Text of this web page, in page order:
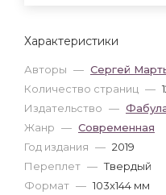
Характеристики
Авторы — Сергей
Количество страниц —
Издательство —
Жанр — Современная
Год издания — 2019
Переплет — Твердый
Формат — 103x144 мм